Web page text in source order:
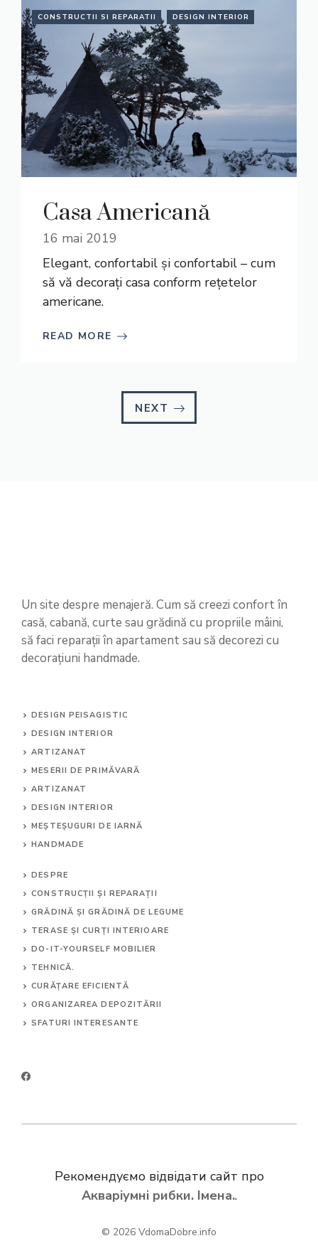
CONSTRUCTII SI REPARATII DESIGN INTERIOR
Casa Americană
16 mai 2019
Elegant, confortabil și confortabil – cum
să vă decorați casa conform rețetelor
americane.
READ MORE
NEXT
Un site despre menajeră. Cum să creezi confort în
casă, cabană, curte sau grădină cu propriile mâini,
să faci reparații în apartament sau să decorezi cu
decorațiuni handmade.
DESIGN PEISAGISTIC
DESIGN INTERIOR
ARTIZANAT
MESERII DE PRIMĂVARĂ
ARTIZANAT
DESIGN INTERIOR
MEȘTEȘUGURI DE IARNĂ
HANDMADE
DESPRE
CONSTRUCȚII ȘI REPARAȚII
GRĂDINĂ ȘI GRĂDINĂ DE LEGUME
TERASE ȘI CURȚI INTERIOARE
DO-IT-YOURSELF MOBILIER
TEHNICĂ.
CURĂȚARE EFICIENTĂ
ORGANIZAREA DEPOZITĂRII
SFATURI INTERESANTE
Рекомендуємо відвідати сайт про
Акваріумні рибки. Імена..
© 2026 VdomaDobre.info